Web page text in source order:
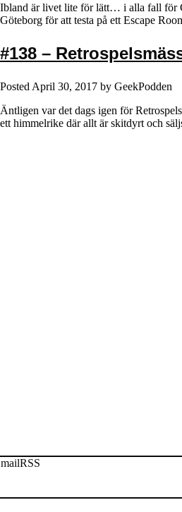
Ibland är livet lite för lätt… i alla fall för
Göteborg för att testa på ett Escape
#138 –
Posted April 30, 2017 by GeekPodden
Äntligen var det dags igen för
ett himmelrike där allt är skitdyrt och
RSS